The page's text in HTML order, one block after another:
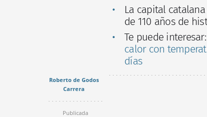
La capital
de 110 años de
Te puede interesar:
calor con
días
Roberto de Godos
Carrera
Publicada